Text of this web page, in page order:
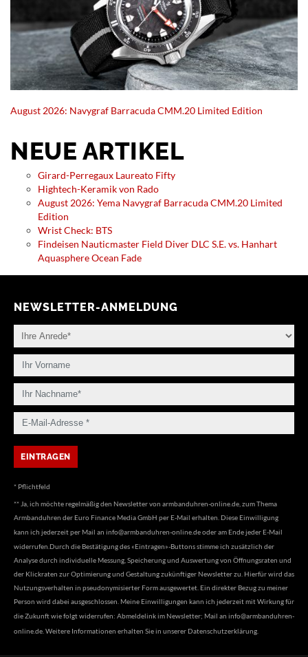
August 2026: Navygraf Barracuda CMM.20 Limited Edition
NEUE ARTIKEL
Girard-Perregaux Laureato Fifty
Hightech-Keramik von Rado
August 2026: Yema Navygraf Barracuda CMM.20 Limited
Edition
Wrist Check: BTS
Findeisen Nauticmaster Field Diver DLC S.E. vs. Hanhart
Aquasphere Ocean Fade
NEWSLETTER-ANMELDUNG
* Pflichtfeld
** Ja, ich möchte regelmäßig den Newsletter von armbanduhren-online.de, zum Thema
Armbanduhren der Euro Finance Media GmbH per E-Mail erhalten. Diese Einwilligung
kann ich jederzeit per Mail an info@armbanduhren-online.deoder am Ende jeder E-Mail
widerrufen.Durch die Bestätigung des «Eintragen»-Buttons stimme ich zusätzlich der
Analyse durch individuelle Messung, Speicherung und Auswertung von Öffnungsraten und
der Klickraten zur Optimierung und Gestaltung zukünftiger Newsletter zu. Hierfür wird das
Nutzungsverhalten in pseudonymisierter Form ausgewertet. Ein direkter Bezug zu meiner
Person wird dabei ausgeschlossen. Meine Einwilligungen kann ich jederzeit mit Wirkung für
die Zukunft wie folgt widerrufen: Abmeldelink im Newsletter; Mail an info@armbanduhren-
online.de . Weitere Informationen erhalten Sie in unserer Datenschutzerklärung